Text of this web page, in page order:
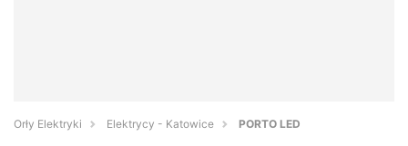
Orły Elektryki Elektrycy - Katowice PORTO LED